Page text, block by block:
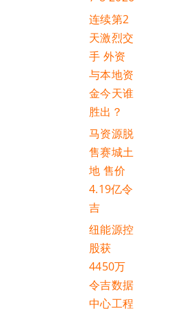
连续第2
天激烈交
手 外资
与本地资
金今天谁
胜出？
马资源脱
售赛城土
地 售价
4.19亿令
吉
纽能源控
股获
4450万
令吉数据
中心工程